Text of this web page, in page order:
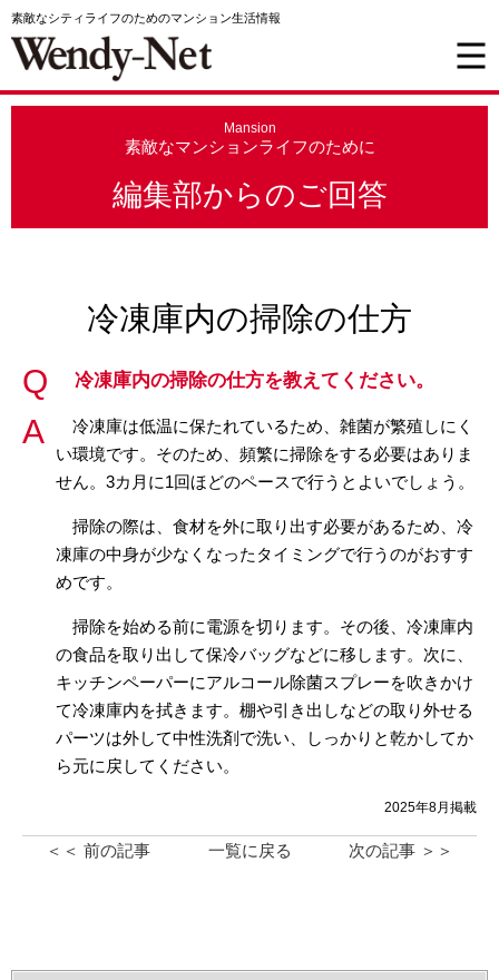
素敵なシティライフのためのマンション生活情報
Mansion
素敵なマンションライフのために
編集部からのご回答
冷凍庫内の掃除の仕方
冷凍庫内の掃除の仕方を教えてください。
冷凍庫は低温に保たれているため、雑菌が繁殖しにく
い環境です。そのため、頻繁に掃除をする必要はありま
せん。3カ月に1回ほどのペースで行うとよいでしょう。
掃除の際は、食材を外に取り出す必要があるため、冷
凍庫の中身が少なくなったタイミングで行うのがおすす
めです。
掃除を始める前に電源を切ります。その後、冷凍庫内
の食品を取り出して保冷バッグなどに移します。次に、
キッチンペーパーにアルコール除菌スプレーを吹きかけ
て冷凍庫内を拭きます。棚や引き出しなどの取り外せる
パーツは外して中性洗剤で洗い、しっかりと乾かしてか
ら元に戻してください。
2025年8月掲載
＜＜ 前の記事 一覧に戻る 次の記事 ＞＞